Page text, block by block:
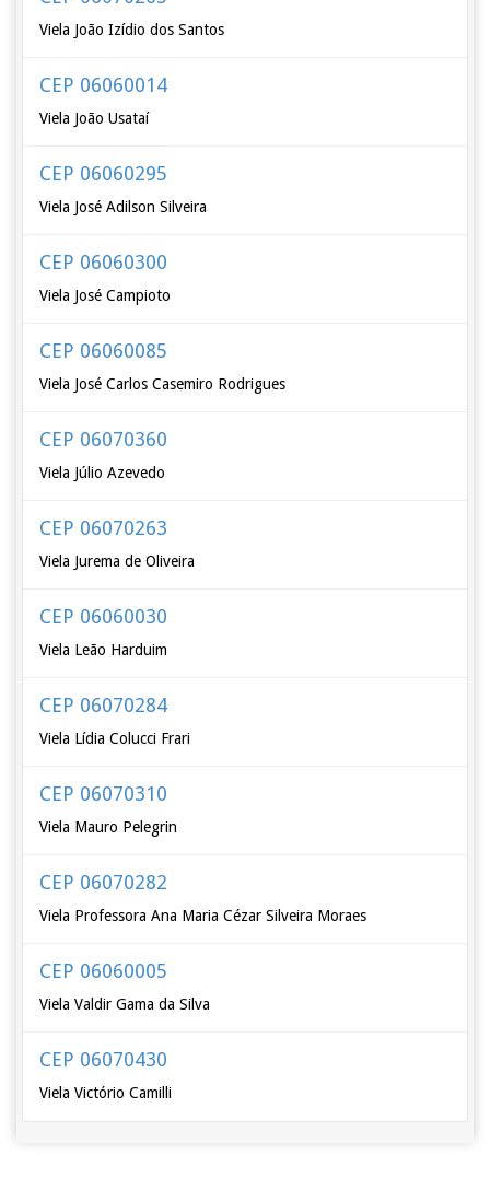
Viela João Izídio dos Santos
CEP 06060014
Viela João Usataí
CEP 06060295
Viela José Adilson Silveira
CEP 06060300
Viela José Campioto
CEP 06060085
Viela José Carlos Casemiro Rodrigues
CEP 06070360
Viela Júlio Azevedo
CEP 06070263
Viela Jurema de Oliveira
CEP 06060030
Viela Leão Harduim
CEP 06070284
Viela Lídia Colucci Frari
CEP 06070310
Viela Mauro Pelegrin
CEP 06070282
Viela Professora Ana Maria Cézar Silveira Moraes
CEP 06060005
Viela Valdir Gama da Silva
CEP 06070430
Viela Victório Camilli